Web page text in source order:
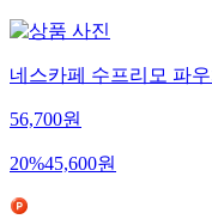
네스카페 수프리모 파
56,700원
20%45,600원